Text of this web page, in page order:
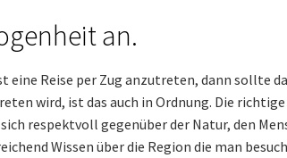
an.
eine Reise per Zug anzutreten, dann sollte
wird, ist das auch in Ordnung. Die richtige
respektvoll gegenüber der Natur, den
Wissen über die Region die man